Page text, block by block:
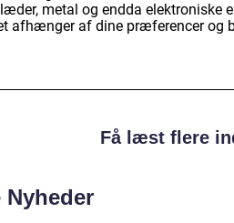
metal og endda elektroniske
afhænger af dine præferencer og
Få læst flere
Nyheder